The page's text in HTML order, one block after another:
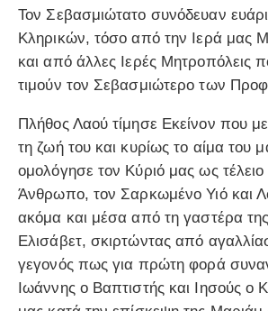
Τον Σεβασμιώτατο συνόδευαν
Κληρικών, τόσο από την Ιερά μας
και από άλλες Ιερές Μητροπόλεις
τιμούν τον Σεβασμιώτερο των
Πλήθος Λαού τίμησε Εκείνον που
τη ζωή του και κυρίως το αίμα του
ομολόγησε τον Κύριό μας ως τέλειο
Άνθρωπο, τον Σαρκωμένο Υιό και
ακόμα και μέσα από τη γαστέρα
Ελισάβετ, σκιρτώντας από
γεγονός πως για πρώτη φορά
Ιωάννης ο Βαπτιστής και Ιησούς ο